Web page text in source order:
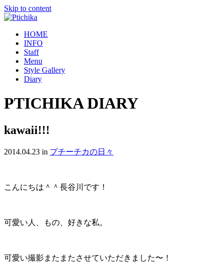
Skip to content
HOME
INFO
Staff
Menu
Style Gallery
Diary
PTICHIKA DIARY
kawaii!!!
2014.04.23 in プチーチカの日々
こんにちは＾＾長谷川です！
可愛い人、もの、好きな私。
可愛い撮影またまたさせていただきました〜！